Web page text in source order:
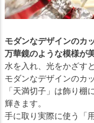
モダンなデザインのカ
万華鏡のような模様が
水を入れ、光をかざす
モダンなデザインのカ
「天満切子」は飾り棚
輝きます。
手に取り実際に使う「